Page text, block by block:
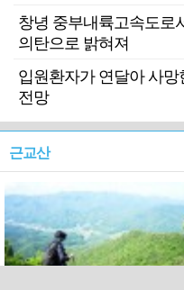
창녕 중부내륙고속도
의탄으로 밝혀져
입원환자가 연달아 사
전망
근교산